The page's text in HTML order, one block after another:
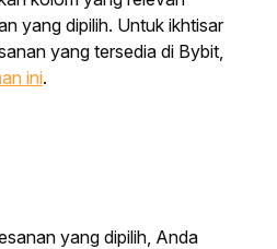
yang dipilih. Untuk ikhtisar
yang tersedia di Bybit,
ini.
yang dipilih, Anda